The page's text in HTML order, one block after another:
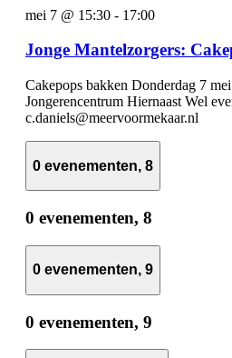
mei 7 @ 15:30 - 17:00
Jonge Mantelzorgers:
Cakepops bakken Donderdag 7
Jongerencentrum Hiernaast Wel
c.daniels@meervoormekaar.nl
0 evenementen, 8
0 evenementen, 8
0 evenementen, 9
0 evenementen, 9